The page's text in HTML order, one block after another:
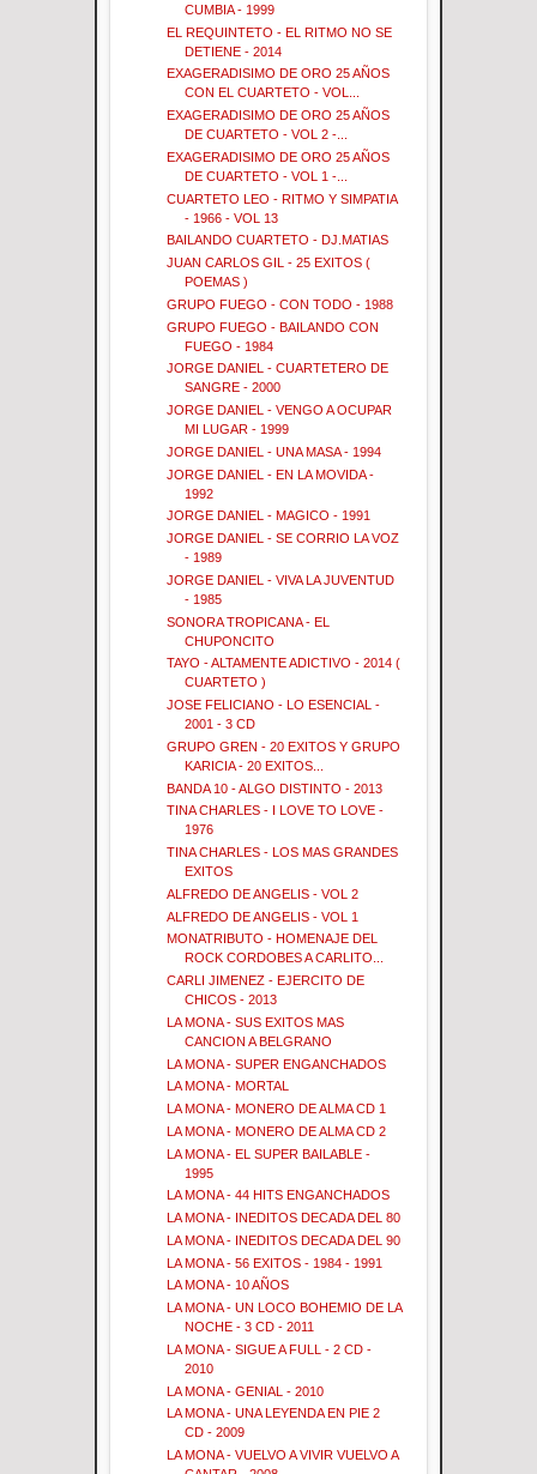
CUMBIA - 1999
EL REQUINTETO - EL RITMO NO SE
DETIENE - 2014
EXAGERADISIMO DE ORO 25 AÑOS
CON EL CUARTETO - VOL...
EXAGERADISIMO DE ORO 25 AÑOS
DE CUARTETO - VOL 2 -...
EXAGERADISIMO DE ORO 25 AÑOS
DE CUARTETO - VOL 1 -...
CUARTETO LEO - RITMO Y SIMPATIA
- 1966 - VOL 13
BAILANDO CUARTETO - DJ.MATIAS
JUAN CARLOS GIL - 25 EXITOS (
POEMAS )
GRUPO FUEGO - CON TODO - 1988
GRUPO FUEGO - BAILANDO CON
FUEGO - 1984
JORGE DANIEL - CUARTETERO DE
SANGRE - 2000
JORGE DANIEL - VENGO A OCUPAR
MI LUGAR - 1999
JORGE DANIEL - UNA MASA - 1994
JORGE DANIEL - EN LA MOVIDA -
1992
JORGE DANIEL - MAGICO - 1991
JORGE DANIEL - SE CORRIO LA VOZ
- 1989
JORGE DANIEL - VIVA LA JUVENTUD
- 1985
SONORA TROPICANA - EL
CHUPONCITO
TAYO - ALTAMENTE ADICTIVO - 2014 (
CUARTETO )
JOSE FELICIANO - LO ESENCIAL -
2001 - 3 CD
GRUPO GREN - 20 EXITOS Y GRUPO
KARICIA - 20 EXITOS...
BANDA 10 - ALGO DISTINTO - 2013
TINA CHARLES - I LOVE TO LOVE -
1976
TINA CHARLES - LOS MAS GRANDES
EXITOS
ALFREDO DE ANGELIS - VOL 2
ALFREDO DE ANGELIS - VOL 1
MONATRIBUTO - HOMENAJE DEL
ROCK CORDOBES A CARLITO...
CARLI JIMENEZ - EJERCITO DE
CHICOS - 2013
LA MONA - SUS EXITOS MAS
CANCION A BELGRANO
LA MONA - SUPER ENGANCHADOS
LA MONA - MORTAL
LA MONA - MONERO DE ALMA CD 1
LA MONA - MONERO DE ALMA CD 2
LA MONA - EL SUPER BAILABLE -
1995
LA MONA - 44 HITS ENGANCHADOS
LA MONA - INEDITOS DECADA DEL 80
LA MONA - INEDITOS DECADA DEL 90
LA MONA - 56 EXITOS - 1984 - 1991
LA MONA - 10 AÑOS
LA MONA - UN LOCO BOHEMIO DE LA
NOCHE - 3 CD - 2011
LA MONA - SIGUE A FULL - 2 CD -
2010
LA MONA - GENIAL - 2010
LA MONA - UNA LEYENDA EN PIE 2
CD - 2009
LA MONA - VUELVO A VIVIR VUELVO A